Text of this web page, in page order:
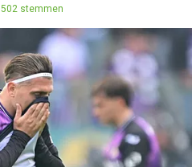
502 stemmen